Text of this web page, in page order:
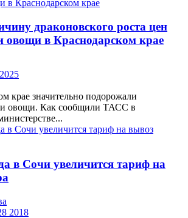
драконовского роста цен
овощи в Краснодарском крае
крае значительно подорожали
овощи. Как сообщили ТАСС в
в Сочи увеличится тариф на
2018